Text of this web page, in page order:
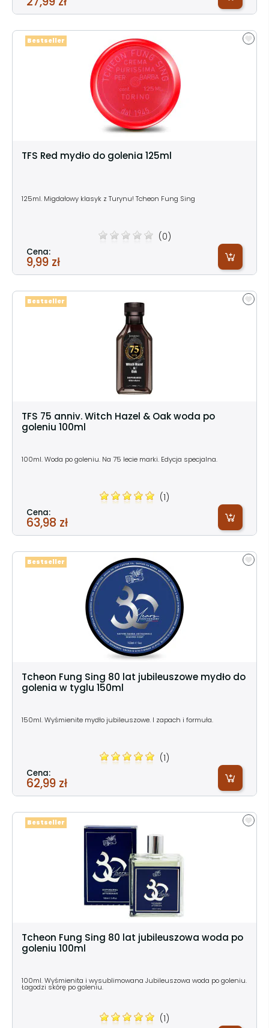
TFS Red mydło do golenia 125ml
125ml. Migdałowy klasyk z Turynu! Tcheon Fung Sing
(0)
Cena:
9,99 zł
Bestseller
TFS 75 anniv. Witch Hazel & Oak woda po
goleniu 100ml
100ml. Woda po goleniu. Na 75 lecie marki. Edycja specjalna.
(1)
Cena:
63,98 zł
Bestseller
Tcheon Fung Sing 80 lat jubileuszowe mydło do
golenia w tyglu 150ml
150ml. Wyśmienite mydło jubileuszowe. I zapach i formuła.
(1)
Cena:
62,99 zł
Bestseller
Tcheon Fung Sing 80 lat jubileuszowa woda po
goleniu 100ml
100ml. Wyśmienita i wysublimowana Jubileuszowa woda po goleniu.
Łagodzi skórę po goleniu.
(1)
Bestseller